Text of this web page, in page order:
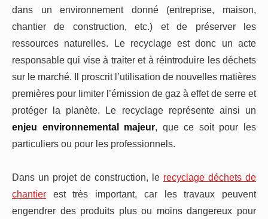
dans un environnement donné (entreprise, maison,
chantier de construction, etc.) et de préserver les
ressources naturelles. Le recyclage est donc un acte
responsable qui vise à traiter et à réintroduire les déchets
sur le marché. Il proscrit l’utilisation de nouvelles matières
premières pour limiter l’émission de gaz à effet de serre et
protéger la planète. Le recyclage représente ainsi un
enjeu environnemental majeur, que ce soit pour les
particuliers ou pour les professionnels.
Dans un projet de construction, le recyclage déchets de
chantier est très important, car les travaux peuvent
engendrer des produits plus ou moins dangereux pour